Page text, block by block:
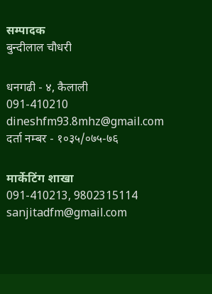
सम्पादक
बुन्दीलाल चौधरी
धनगढी - ४, कैलाली
091-410210
dineshfm93.8mhz@gmail.com
दर्ता नम्बर - १०३५/०७५-७६
मार्केटिंग शाखा
091-410213, 9802315114
sanjitadfm@gmail.com